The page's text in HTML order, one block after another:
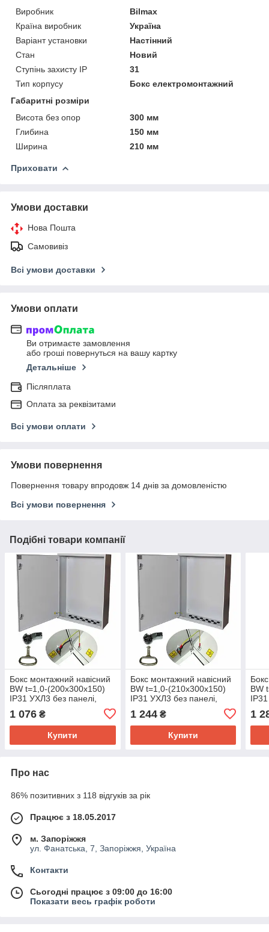
Виробник
Bilmax
Країна виробник
Україна
Варіант установки
Настінний
Стан
Новий
Ступінь захисту IP
31
Тип корпусу
Бокс електромонтажний
Габаритні розміри
Висота без опор
300 мм
Глибина
150 мм
Ширина
210 мм
Приховати
Умови доставки
Нова Пошта
Самовивіз
Всі умови доставки
Умови оплати
Ви отримаєте замовлення
або гроші повернуться на вашу картку
Детальніше
Післяплата
Оплата за реквізитами
Всі умови оплати
Умови повернення
Повернення товару впродовж 14 днів за домовленістю
Всі умови повернення
Подібні товари компанії
Бокс монтажний навісний
BW t=1,0-(200х300х150)
IP31 УХЛ3 без панелі,
сальниками)
1 076 ₴
Купити
Бокс монтажний навісний
BW t=1,0-(210х300х150)
IP31 УХЛ3 без панелі,
сальниками)
1 244₴
Купити
BW
1
Про нас
86% позитивних з 118 відгуків за рік
Працює з 18.05.2017
м. Запоріжжя
ул. Фанатська, 7, Запоріжжя, Україна
Контакти
Сьогодні працює з 09:00 до 16:00
Показати весь графік роботи